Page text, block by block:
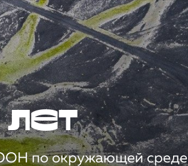
по окружающей среде